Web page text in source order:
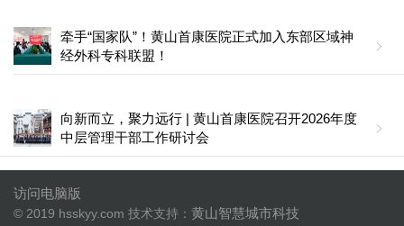
牵手“国家队”！黄山首康医院正式加入东部区域神
经外科专科联盟！
向新而立，聚力远行 | 黄山首康医院召开2026年度
中层管理干部工作研讨会
访问电脑版
© 2019 hsskyy.com 技术支持： 黄山智慧城市科技